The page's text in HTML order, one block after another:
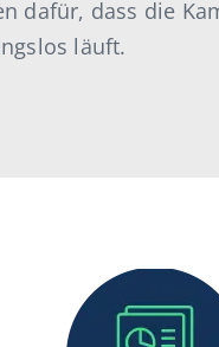
dafür, dass die
läuft.